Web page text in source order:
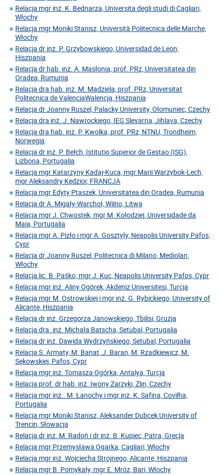
Relacja mgr inż. K. Bednarza, Universita degli studi di Cagliari,
Włochy
Relacja mgr Moniki Stanisz, Università Politecnica delle Marche,
Włochy
Relacja dr inż. P. Grzybowskiego, Universidad de Leon,
Hiszpania
Relacja dr hab. inż. A. Masłonia, prof. PRz, Universitatea din
Oradea, Rumunia
Relacja dra hab. inż. M. Mądziela, prof. PRz, Universitat
Politecnica de ValenciaWalencja, Hiszpania
Relacja dr Joanny Ruszel, Palacky University, Ołomuniec, Czechy
Relacja dra inż. J. Nawrockiego, IEG Slevarna, Jihlava, Czechy
Relacja dra hab. inż. P. Kwolka, prof. PRz, NTNU, Trondheim,
Norwegia
Relacja dr inż. P. Bełch, Istitutio Superior de Gestao (ISG),
Lizbona, Portugalia
Relacja mgr Katarzyny Kadaj-Kuca, mgr Marii Warzybok-Lech,
mgr Aleksandry Kędzior, FRANCJA
Relacja mgr Edyty Ptaszek, Universitatea din Oradea, Rumunia
Relacja dr A. Migały-Warchoł, Wilno, Litwa
Relacja mgr J. Chwostek, mgr M. Kołodziej, Universidade da
Maia, Portugalia
Relacja mgr A. Pizło i mgr A. Gosztyły, Neapolis University Pafos,
Cypr
Relacja dr Joanny Ruszel, Politecnica di Milano, Mediolan,
Włochy
Relacja lic. B. Paśko, mgr J. Kuc, Neapolis University Pafos, Cypr
Relacja mgr inż. Aliny Ogórek, Akdeniz Universitesi, Turcja
Relacja mgr M. Ostrowskiej i mgr inż. G. Rybickiego, University of
Alicante, Hiszpania
Relacja dr inż. Grzegorza Janowskiego, Tbilisi, Gruzja
Relacja dra. inż. Michała Batscha, Setubal, Portugalia
Relacja dr inż. Dawida Wydrzyńskiego, Setubal, Portugalia
Relacja S. Armaty, M. Banat, J. Baran, M. Rzadkiewicz, M.
Sękowskiej, Pafos, Cypr
Relacja mgr inż. Tomasza Ogórka, Antalya, Turcja
Relacja prof. dr hab. inż. Iwony Zarzyki, Zlin, Czechy
Relacja mgr inż.. M. Łanochy i mgr inż. K. Safina, Covilha,
Portugalia
Relacja mgr Moniki Stanisz, Aleksander Dubcek University of
Trencin, Słowacja
Relacja dr inż. M. Radoń i dr inż. B. Kupiec, Patra, Grecja
Relacja mgr Przemysława Ogarka, Cagliari, Włochy
Relacja mgr inż. Wojciecha Strojnego, Alicante, Hiszpania
Relacja mgr B. Pomykały, mgr E. Mróz, Bari, Włochy